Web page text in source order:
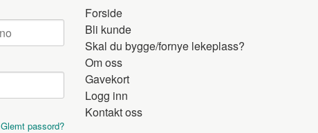
Glemt passord?
Forside
Bli kunde
Skal du bygge/fornye lekeplass?
Om oss
Gavekort
Logg inn
Kontakt oss